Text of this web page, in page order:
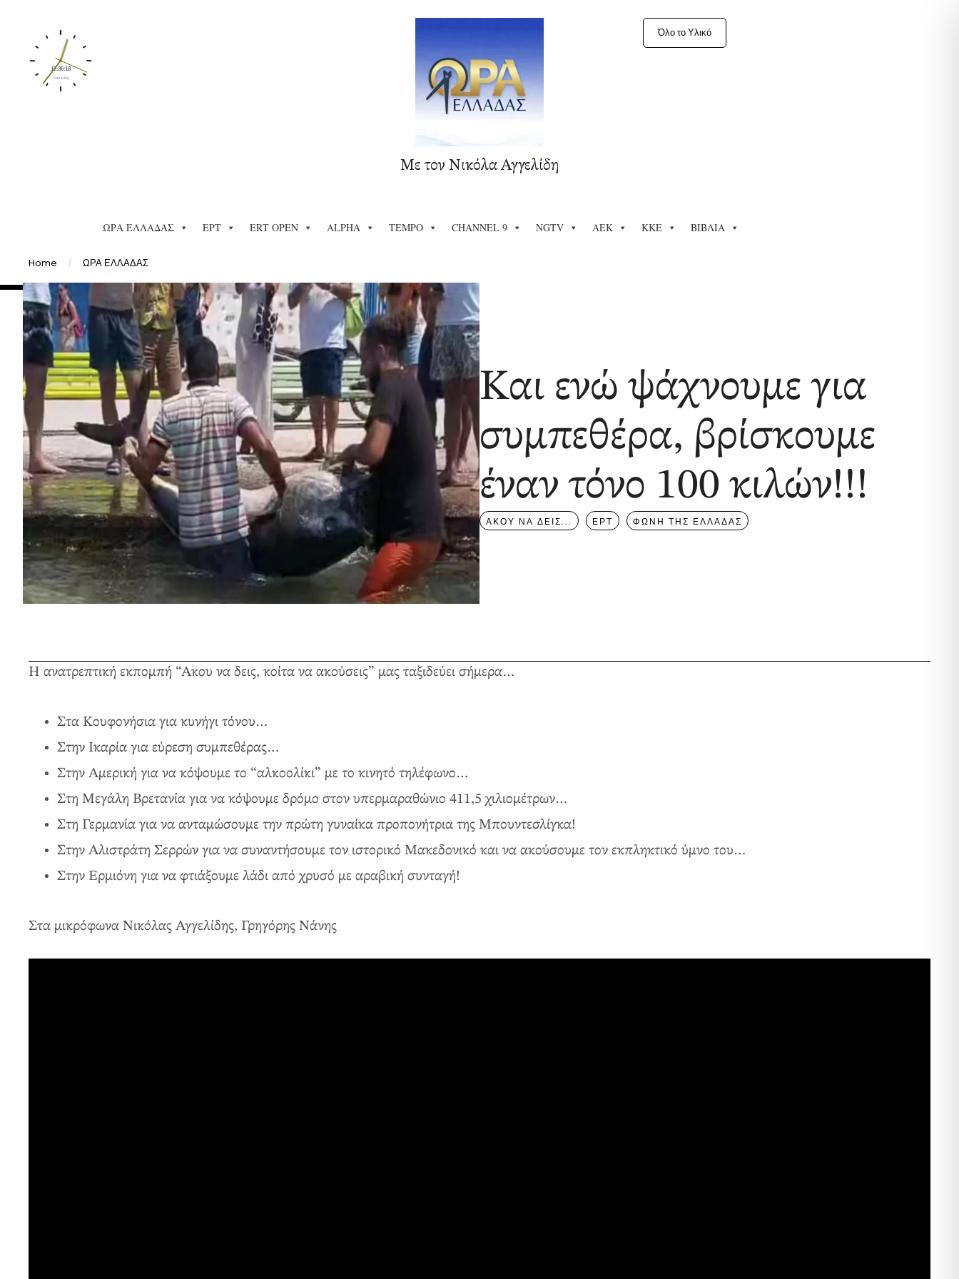
Με τον Νικόλα Αγγελίδη
Όλο το Υλικό
ΩΡΑ ΕΛΛΑΔΑΣ ΕΡΤ ERT OPEN ALPHA TEMPO CHANNEL 9 NGTV ΑΕΚ ΚΚΕ ΒΙΒΛΙΑ
Home / ΩΡΑ ΕΛΛΑΔΑΣ
Και ενώ ψάχνουμε για
συμπεθέρα, βρίσκουμε
έναν τόνο 100 κιλών!!!
ΑΚΟΥ ΝΑ ΔΕΙΣ... ΕΡΤ ΦΩΝΗ ΤΗΣ ΕΛΛΑΔΑΣ
Η ανατρεπτική εκπομπή “Ακου να δεις, κοίτα να ακούσεις” μας ταξιδεύει σήμερα…
Στα Κουφονήσια για κυνήγι τόνου…
Στην Ικαρία για εύρεση συμπεθέρας…
Στην Αμερική για να κόψουμε το “αλκοολίκι” με το κινητό τηλέφωνο…
Στη Μεγάλη Βρετανία για να κόψουμε δρόμο στον υπερμαραθώνιο 411,5 χιλιομέτρων…
Στη Γερμανία για να ανταμώσουμε την πρώτη γυναίκα προπονήτρια της Μπουντεσλίγκα!
Στην Αλιστράτη Σερρών για να συναντήσουμε τον ιστορικό Μακεδονικό και να ακούσουμε τον εκπληκτικό ύμνο του…
Στην Ερμιόνη για να φτιάξουμε λάδι από χρυσό με αραβική συνταγή!
Στα μικρόφωνα Νικόλας Αγγελίδης, Γρηγόρης Νάνης